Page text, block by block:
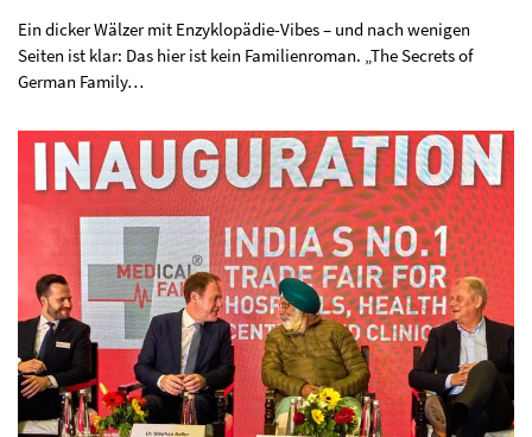
Ein dicker Wälzer mit Enzyklopädie-Vibes – und nach wenigen
Seiten ist klar: Das hier ist kein Familienroman. „The Secrets of
German Family…